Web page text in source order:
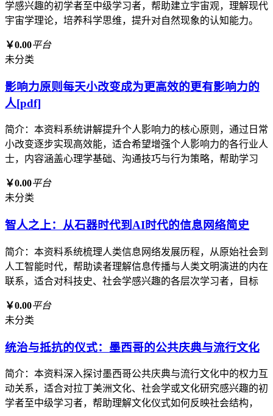
学感兴趣的初学者至中级学习者，帮助建立宇宙观，理解现代
宇宙学理论，培养科学思维，提升对自然现象的认知能力。
￥0.00平台
未分类
影响力原则每天小改变成为更高效的更有影响力的
人[pdf]
简介：本资料系统讲解提升个人影响力的核心原则，通过日常
小改变逐步实现高效能，适合希望增强个人影响力的各行业人
士，内容涵盖心理学基础、沟通技巧与行为策略，帮助学习
￥0.00平台
未分类
智人之上：从石器时代到AI时代的信息网络简史
简介：本资料系统梳理人类信息网络发展历程，从原始社会到
人工智能时代，帮助读者理解信息传播与人类文明演进的内在
联系，适合对科技史、社会学感兴趣的各层次学习者，目标
￥0.00平台
未分类
统治与抵抗的仪式：墨西哥的公共庆典与流行文化
简介：本资料深入探讨墨西哥公共庆典与流行文化中的权力互
动关系，适合对拉丁美洲文化、社会学或文化研究感兴趣的初
学者至中级学习者，帮助理解文化仪式如何反映社会结构，